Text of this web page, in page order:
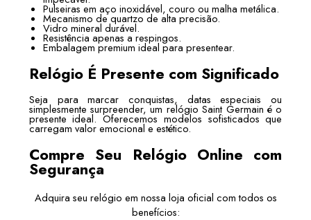
Pulseiras em aço inoxidável, couro ou malha metálica.
Mecanismo de quartzo de alta precisão.
Vidro mineral durável.
Resistência apenas a respingos.
Embalagem premium ideal para presentear.
Relógio É Presente com Significado
Seja para marcar conquistas, datas especiais ou
simplesmente surpreender, um relógio Saint Germain é o
presente ideal. Oferecemos modelos sofisticados que
carregam valor emocional e estético.
Compre Seu Relógio Online com
Segurança
Adquira seu relógio em nossa loja oficial com todos os
benefícios: